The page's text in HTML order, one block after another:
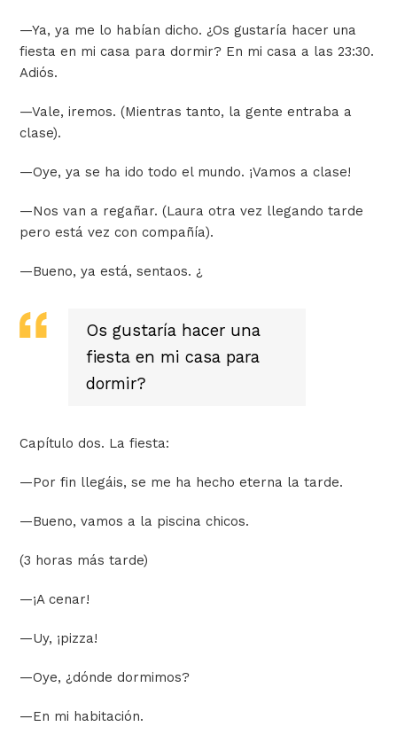
—Ya, ya me lo habían dicho. ¿Os gustaría hacer una
fiesta en mi casa para dormir? En mi casa a las 23:30.
Adiós.
—Vale, iremos. (Mientras tanto, la gente entraba a
clase).
—Oye, ya se ha ido todo el mundo. ¡Vamos a clase!
—Nos van a regañar. (Laura otra vez llegando tarde
pero está vez con compañía).
—Bueno, ya está, sentaos. ¿
Os gustaría hacer una
fiesta en mi casa para
dormir?
Capítulo dos. La fiesta:
—Por fin llegáis, se me ha hecho eterna la tarde.
—Bueno, vamos a la piscina chicos.
(3 horas más tarde)
—¡A cenar!
—Uy, ¡pizza!
—Oye, ¿dónde dormimos?
—En mi habitación.